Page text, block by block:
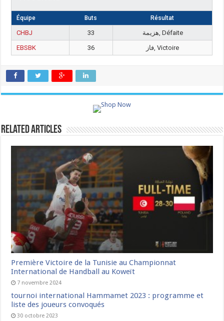
Équipe Buts Résultat
CHBJ 33
هزيمة, Défaite
EBSBK
36 فاز, Victoire
Related Articles
Première Victoire de la Tunisie au Championnat
International de Handball au Koweït
7 novembre 2024
tournoi international Hammamet 2023 : programme et
liste des joueurs convoqués
30 octobre 2023